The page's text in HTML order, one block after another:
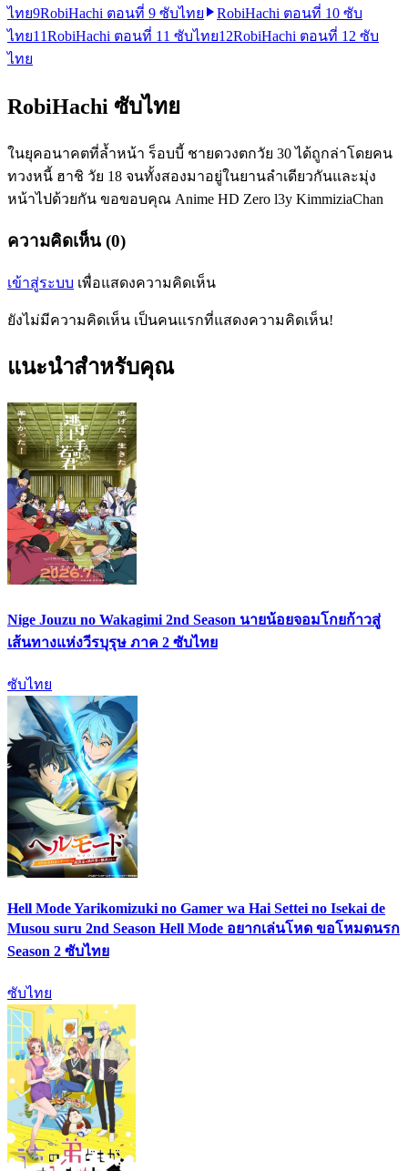
ไทย9RobiHachi ตอนที่ 9 ซับไทย
RobiHachi ตอนที่ 10 ซับ
ไทย11RobiHachi ตอนที่ 11 ซับไทย12RobiHachi ตอนที่ 12 ซับ
ไทย
RobiHachi ซับไทย
ในยุคอนาคตที่ล้ำหน้า ร็อบบี้ ชายดวงตกวัย 30 ได้ถูกล่าโดยคน
ทวงหนี้ ฮาชิ วัย 18 จนทั้งสองมาอยู่ในยานลำเดียวกันและมุ่ง
หน้าไปด้วยกัน ขอขอบคุณ Anime HD Zero l3y KimmiziaChan
ความคิดเห็น (0)
เข้าสู่ระบบ เพื่อแสดงความคิดเห็น
ยังไม่มีความคิดเห็น เป็นคนแรกที่แสดงความคิดเห็น!
แนะนำสำหรับคุณ
Nige Jouzu no Wakagimi 2nd Season นายน้อยจอมโกยก้าวสู่
เส้นทางแห่งวีรบุรุษ ภาค 2 ซับไทย
ซับไทย
Hell Mode Yarikomizuki no Gamer wa Hai Settei no Isekai de
Musou suru 2nd Season Hell Mode อยากเล่นโหด ขอโหมดนรก
Season 2 ซับไทย
ซับไทย